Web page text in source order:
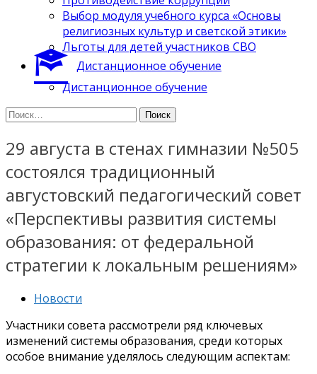
Выбор модуля учебного курса «Основы
религиозных культур и светской этики»
Льготы для детей участников СВО
Дистанционное обучение
Дистанционное обучение
Найти:
29 августа в стенах гимназии №505
состоялся традиционный
августовский педагогический совет
«Перспективы развития системы
образования: от федеральной
стратегии к локальным решениям»
Новости
Участники совета рассмотрели ряд ключевых
изменений системы образования, среди которых
особое внимание уделялось следующим аспектам: